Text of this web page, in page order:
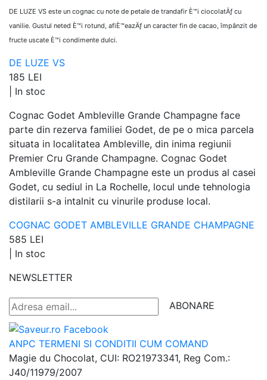
DE LUZE VS este un cognac cu note de petale de trandafir È™i ciocolatÄƒ cu
vanilie. Gustul neted È™i rotund, afiÈ™eazÄƒ un caracter fin de cacao, împânzit de
fructe uscate È™i condimente dulci.
DE LUZE VS
185 LEI
In stoc
Cognac Godet Ambleville Grande Champagne face
parte din rezerva familiei Godet, de pe o mica parcela
situata in localitatea Ambleville, din inima regiunii
Premier Cru Grande Champagne. Cognac Godet
Ambleville Grande Champagne este un produs al casei
Godet, cu sediul in La Rochelle, locul unde tehnologia
distilarii s-a intalnit cu vinurile produse local.
COGNAC GODET AMBLEVILLE GRANDE CHAMPAGNE
585 LEI
In stoc
NEWSLETTER
ABONARE
ANPC TERMENI SI CONDITII CUM COMAND
Magie du Chocolat, CUI: RO21973341, Reg Com.:
J40/11979/2007